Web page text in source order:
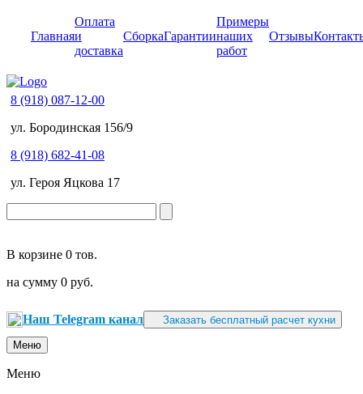
Главная
Оплата
и
доставка
СборкаГарантии
Примеры
наших
работ
Отзывы
8 (918) 087-12-00
ул. Бородинская 156/9
8 (918) 682-41-08
ул. Героя Яцкова 17
В корзине 0 тов.
на сумму 0 руб.
Наш Telegram канал Заказать бесплатный расчет кухни
Меню
Меню